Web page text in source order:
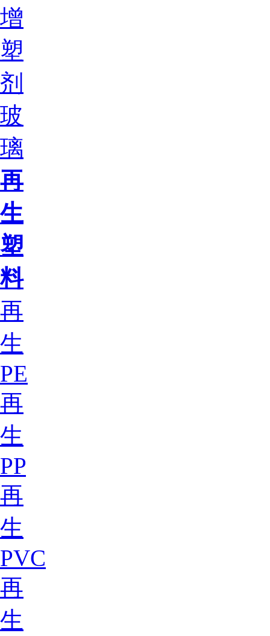
增
塑
剂
玻
璃
再
生
塑
料
再
生
PE
再
生
PP
再
生
PVC
再
生